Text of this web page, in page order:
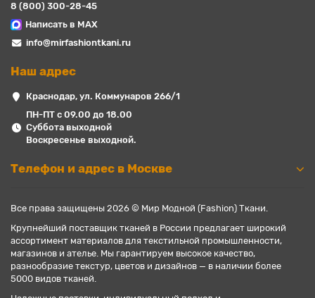
8 (800) 300-28-45
Написать в MAX
info@mirfashiontkani.ru
Наш адрес
Краснодар, ул. Коммунаров 266/1
ПН-ПТ с 09.00 до 18.00
Суббота выходной
Воскресенье выходной.
Телефон и адрес в Москве
Все права защищены 2026 © Мир Модной (Fashion) Ткани.
Крупнейший поставщик тканей в России предлагает широкий
ассортимент материалов для текстильной промышленности,
магазинов и ателье. Мы гарантируем высокое качество,
разнообразие текстур, цветов и дизайнов — в наличии более
5000 видов тканей.